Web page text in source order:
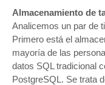
Almacenamiento de
Analicemos un par de
Primero está el
mayoría de las
datos SQL tradicional
PostgreSQL. Se trata